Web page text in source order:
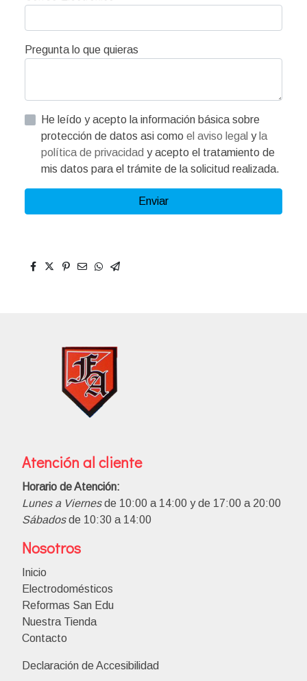
Pregunta lo que quieras
He leído y acepto la información básica sobre
protección de datos asi como el aviso legal y la
política de privacidad y acepto el tratamiento de
mis datos para el trámite de la solicitud realizada.
Enviar
Atención al cliente
Horario de Atención:
Lunes a Viernesde 10:00 a 14:00 y de 17:00 a 20:00
Sábadosde 10:30 a 14:00
Nosotros
Inicio
Electrodomésticos
Reformas San Edu
Nuestra Tienda
Contacto
Declaración de Accesibilidad